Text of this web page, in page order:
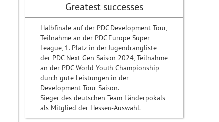
Greatest successes
Halbfinale auf der PDC Development Tour,
Teilnahme an der PDC Europe Super
League, 1. Platz in der Jugendrangliste
der PDC Next Gen Saison 2024, Teilnahme
an der PDC World Youth Championship
durch gute Leistungen in der
Development Tour Saison.
Sieger des deutschen Team Länderpokals
als Mitglied der Hessen-Auswahl.